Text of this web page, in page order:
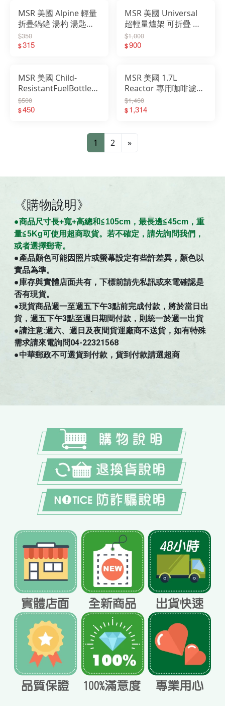
MSR 美國 Alpine 輕量
折疊鍋鏟 湯杓 湯匙
05342 05343
$350
$315
MSR 美國 Universal
超輕量爐架 可折疊 台
灣製 05346
$1,000
$900
MSR 美國 Child-
ResistantFuelBottleCap
兒童安全鎖油瓶蓋
29133
$500
$450
MSR 美國 1.7L
Reactor 專用咖啡濾網
06906
$1,460
$1,314
1 2 »
《購物說明》
●商品尺寸長+寬+高總和≦105cm，最長邊≦45cm，重
量≦5Kg可使用超商取貨。若不確定，請先詢問我們，
或者選擇郵寄。
●產品顏色可能因照片或螢幕設定有些許差異，顏色以
實品為準。
●庫存與實體店面共有，下標前請先私訊或來電確認是
否有現貨。
●現貨商品週一至週五下午3點前完成付款，將於當日出
貨，週五下午3點至週日期間付款，則統一於週一出貨
●請注意:週六、週日及夜間貨運廠商不送貨，如有特殊
需求請來電詢問04-22321568
●中華郵政不可選貨到付款，貨到付款請選超商